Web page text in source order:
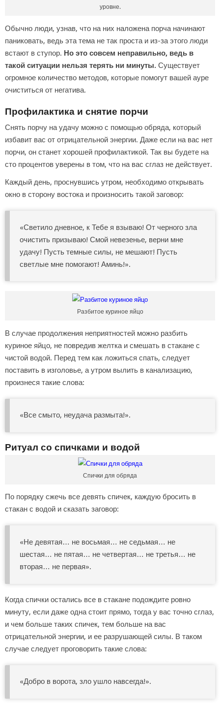
уровне.
Обычно люди, узнав, что на них наложена порча начинают
паниковать, ведь эта тема не так проста и из-за этого люди
встают в ступор. Но это совсем неправильно, ведь в
такой ситуации нельзя терять ни минуты. Существует
огромное количество методов, которые помогут вашей ауре
очиститься от негатива.
Профилактика и снятие порчи
Снять порчу на удачу можно с помощью обряда, который
избавит вас от отрицательной энергии. Даже если на вас нет
порчи, он станет хорошей профилактикой. Так вы будете на
сто процентов уверены в том, что на вас сглаз не действует.
Каждый день, проснувшись утром, необходимо открывать
окно в сторону востока и произносить такой заговор:
«Светило дневное, к Тебе я взываю! От черного зла
очистить призываю! Смой невезенье, верни мне
удачу! Пусть темные силы, не мешают! Пусть
светлые мне помогают! Аминь!».
Разбитое куриное яйцо
В случае продолжения неприятностей можно разбить
куриное яйцо, не повредив желтка и смешать в стакане с
чистой водой. Перед тем как ложиться спать, следует
поставить в изголовье, а утром вылить в канализацию,
произнеся такие слова:
«Все смыто, неудача размыта!».
Ритуал со спичками и водой
Спички для обряда
По порядку сжечь все девять спичек, каждую бросить в
стакан с водой и сказать заговор:
«Не девятая… не восьмая… не седьмая… не
шестая… не пятая… не четвертая… не третья… не
вторая… не первая».
Когда спички остались все в стакане подождите ровно
минуту, если даже одна стоит прямо, тогда у вас точно сглаз,
и чем больше таких спичек, тем больше на вас
отрицательной энергии, и ее разрушающей силы. В таком
случае следует проговорить такие слова:
«Добро в ворота, зло ушло навсегда!».